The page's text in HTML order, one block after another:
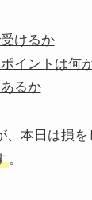
けるか
イントは何
るか
、本日は損を
。